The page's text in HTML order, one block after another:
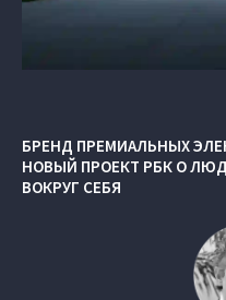
БРЕНД ПРЕМИАЛЬНЫХ
НОВЫЙ ПРОЕКТ РБК О
ВОКРУГ СЕБЯ